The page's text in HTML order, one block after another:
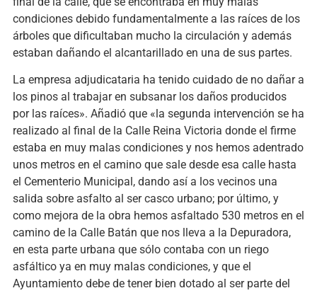
condiciones debido fundamentalmente a las raíces de los
árboles que dificultaban mucho la circulación y además
estaban dañando el alcantarillado en una de sus partes.
La empresa adjudicataria ha tenido cuidado de no dañar a
los pinos al trabajar en subsanar los daños producidos
por las raíces». Añadió que «la segunda intervención se ha
realizado al final de la Calle Reina Victoria donde el firme
estaba en muy malas condiciones y nos hemos adentrado
unos metros en el camino que sale desde esa calle hasta
el Cementerio Municipal, dando así a los vecinos una
salida sobre asfalto al ser casco urbano; por último, y
como mejora de la obra hemos asfaltado 530 metros en el
camino de la Calle Batán que nos lleva a la Depuradora,
en esta parte urbana que sólo contaba con un riego
asfáltico ya en muy malas condiciones, y que el
Ayuntamiento debe de tener bien dotado al ser parte del